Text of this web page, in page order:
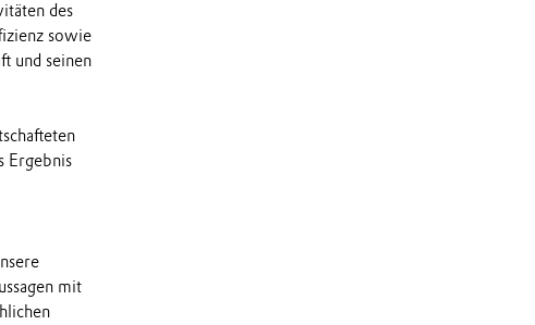
des
sowie
und seinen
Ergebnis
mit